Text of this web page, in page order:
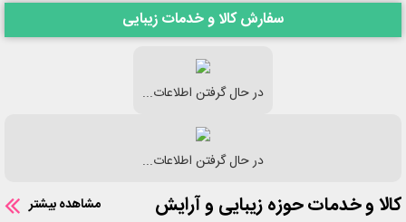
سفارش کالا و خدمات زیبایی
در حال گرفتن اطلاعات...
در حال گرفتن اطلاعات...
کالا و خدمات حوزه زیبایی و آرایش مشاهده بیشتر